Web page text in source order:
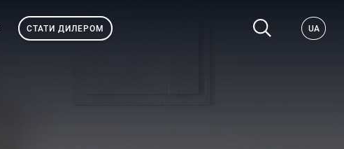
СТАТИ ДИЛЕРОМ UA